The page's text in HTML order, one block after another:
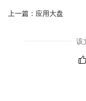
上一篇： 应用大盘
该